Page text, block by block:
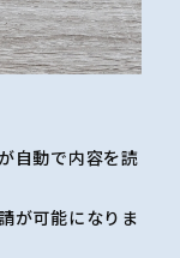
自動で内容を読
が可能になりま